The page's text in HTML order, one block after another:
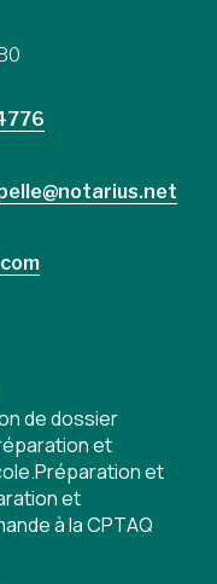
de dossier
et
et
et
à la CPTAQ